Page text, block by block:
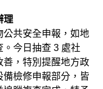
理
公共安全申報，如地
今日抽查 3 處社
善，特別提醒地方政
備檢修申報部分，皆